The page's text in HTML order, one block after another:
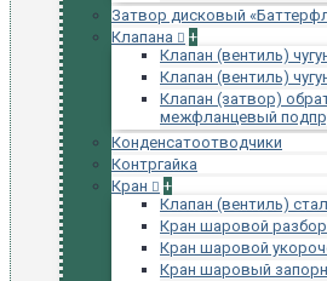
Затвор дисковый
Клапана
+
Клапан (вентиль)
Клапан (вентиль)
Клапан (затвор)
межфланцевый
Конденсатоотводчики
Контргайка
Кран
+
Клапан (вентиль)
Кран шаровой
Кран шаровой
Кран шаровый